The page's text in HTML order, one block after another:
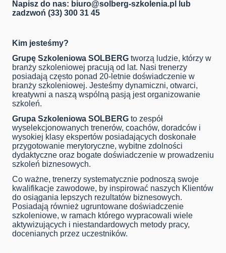
Napisz do nas: biuro@solberg-szkolenia.pl
lub
zadzwoń (33) 300 31 45
Kim jesteśmy?
Grupę Szkoleniowa SOLBERG tworzą ludzie, którzy w
branży szkoleniowej pracują od lat. Nasi trenerzy
posiadają często ponad 20-letnie doświadczenie w
branży szkoleniowej. Jesteśmy dynamiczni, otwarci,
kreatywni a naszą wspólną pasją jest organizowanie
szkoleń.
Grupa Szkoleniowa SOLBERG to zespół
wyselekcjonowanych trenerów, coachów, doradców i
wysokiej klasy ekspertów posiadających doskonałe
przygotowanie merytoryczne, wybitne zdolności
dydaktyczne oraz bogate doświadczenie w prowadzeniu
szkoleń biznesowych.
Co ważne, trenerzy systematycznie podnoszą swoje
kwalifikacje zawodowe, by inspirować naszych Klientów
do osiągania lepszych rezultatów biznesowych.
Posiadają również ugruntowane doświadczenie
szkoleniowe, w ramach którego wypracowali wiele
aktywizujących i niestandardowych metody pracy,
docenianych przez uczestników.